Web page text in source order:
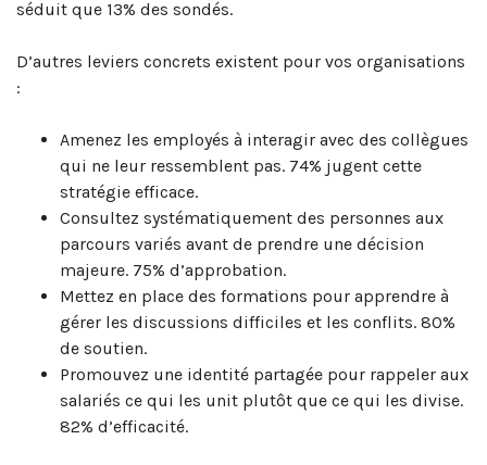
séduit que 13% des sondés.
D’autres leviers concrets existent pour vos organisations
:
Amenez les employés à interagir avec des collègues
qui ne leur ressemblent pas. 74% jugent cette
stratégie efficace.
Consultez systématiquement des personnes aux
parcours variés avant de prendre une décision
majeure. 75% d’approbation.
Mettez en place des formations pour apprendre à
gérer les discussions difficiles et les conflits. 80%
de soutien.
Promouvez une identité partagée pour rappeler aux
salariés ce qui les unit plutôt que ce qui les divise.
82% d’efficacité.